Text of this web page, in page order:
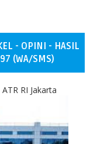
- OPINI - HASIL
(WA/SMS)
RI Jakarta